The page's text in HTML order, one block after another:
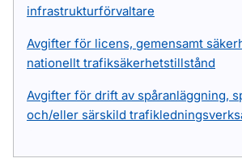
infrastrukturförvaltare
Avgifter för licens, gemensamt
nationellt trafiksäkerhetstillstånd
Avgifter för drift av spåranläggning,
och/eller särskild